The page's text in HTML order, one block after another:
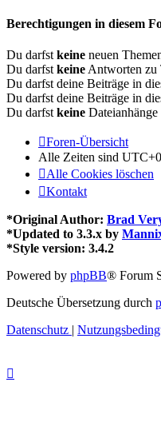
Berechtigungen in diesem
Du darfst keine neuen
Du darfst keine Antworten zu
Du darfst deine Beiträge in
Du darfst deine Beiträge in
Du darfst keine
Foren-Übersicht
Alle Zeiten sind
Alle Cookies löschen
Kontakt
*Original Author: Brad
*Updated to 3.3.x by
*Style version: 3.4.2
Powered by phpBB® Forum
Deutsche Übersetzung durch
Datenschutz |